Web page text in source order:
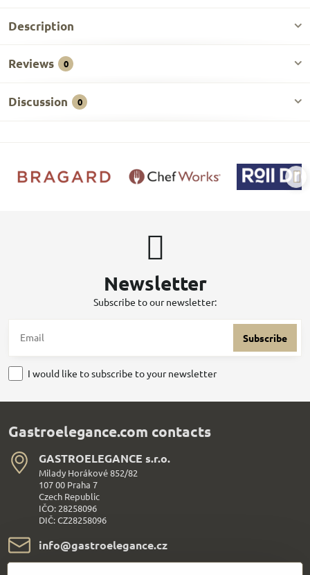
Description
Reviews 0
Discussion 0
Newsletter
Subscribe to our newsletter:
Subscribe
I would like to subscribe to your newsletter
Gastroelegance.com contacts
GASTROELEGANCE s​.r​.o​.
Milady Horákové 852/82
107 00 Praha 7
Czech Republic
IČO: 28258096
DIČ: CZ28258096
info​@gastroelegance​.cz